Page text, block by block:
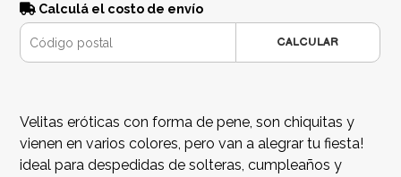
Calculá el costo de envío
CALCULAR
Velitas eróticas con forma de pene, son chiquitas y
vienen en varios colores, pero van a alegrar tu fiesta!
ideal para despedidas de solteras, cumpleaños y